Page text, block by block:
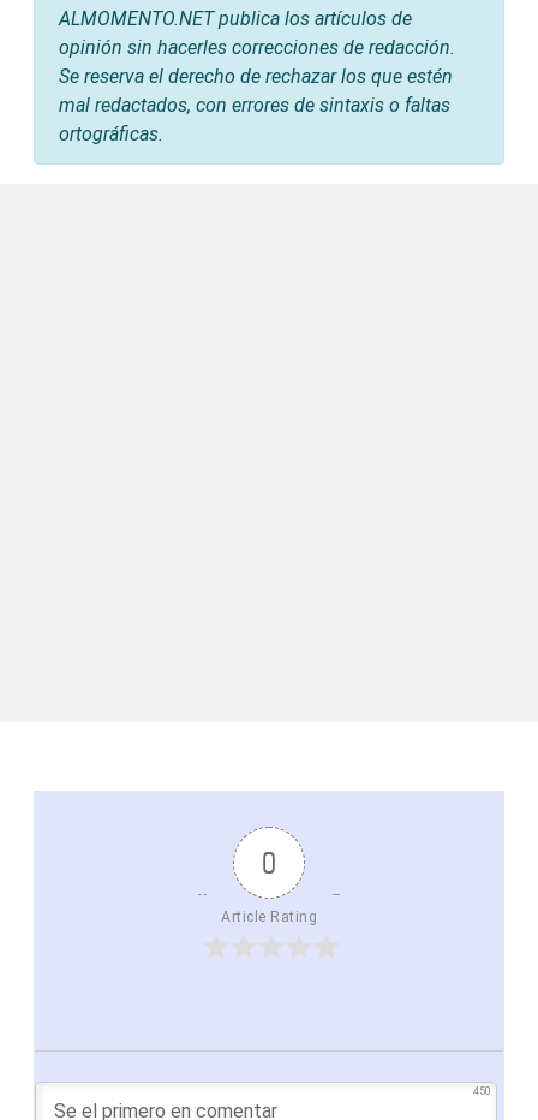
ALMOMENTO.NET publica los artículos de
opinión sin hacerles correcciones de redacción.
Se reserva el derecho de rechazar los que estén
mal redactados, con errores de sintaxis o faltas
ortográficas.
0
Article Rating
450